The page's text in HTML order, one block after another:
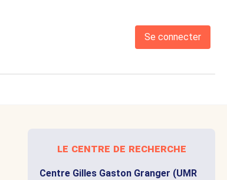
Se connecter
le centre de recherche
Centre Gilles Gaston Granger (UMR